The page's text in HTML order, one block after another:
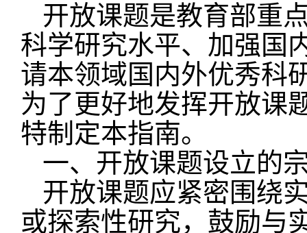
开放课题是教育部重
科学研究水平、加强国
请本领域国内外优秀科
为了更好地发挥开放课
特制定本指南。
一、开放课题设立的
开放课题应紧密围绕
或探索性研究，鼓励与